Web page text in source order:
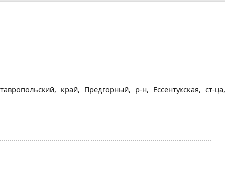
край, Предгорный, р-н, Ессентукская, ст-ца,